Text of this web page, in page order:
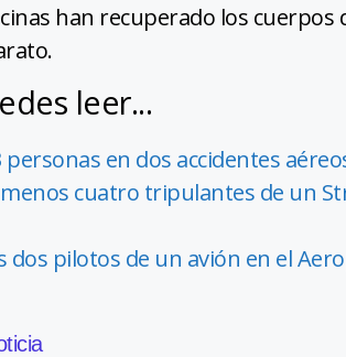
han recuperado los cuerpos
leer...
en dos accidentes
cuatro tripulantes de un
dos pilotos de un avión en el